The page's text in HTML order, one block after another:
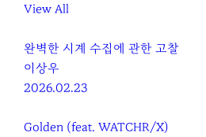
View All
완벽한 시계 수집에 관한 고찰
이상우
2026.02.23
Golden (feat. WATCHR/X)